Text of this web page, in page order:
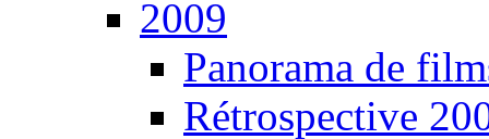
2009
Panorama de
Rétrospective